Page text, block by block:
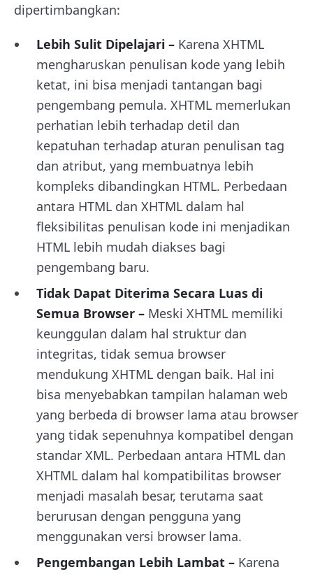
dipertimbangkan:
Lebih Sulit Dipelajari – Karena XHTML
mengharuskan penulisan kode yang lebih
ketat, ini bisa menjadi tantangan bagi
pengembang pemula. XHTML memerlukan
perhatian lebih terhadap detil dan
kepatuhan terhadap aturan penulisan tag
dan atribut, yang membuatnya lebih
kompleks dibandingkan HTML. Perbedaan
antara HTML dan XHTML dalam hal
fleksibilitas penulisan kode ini menjadikan
HTML lebih mudah diakses bagi
pengembang baru.
Tidak Dapat Diterima Secara Luas di
Semua Browser – Meski XHTML memiliki
keunggulan dalam hal struktur dan
integritas, tidak semua browser
mendukung XHTML dengan baik. Hal ini
bisa menyebabkan tampilan halaman web
yang berbeda di browser lama atau browser
yang tidak sepenuhnya kompatibel dengan
standar XML. Perbedaan antara HTML dan
XHTML dalam hal kompatibilitas browser
menjadi masalah besar, terutama saat
berurusan dengan pengguna yang
menggunakan versi browser lama.
Pengembangan Lebih Lambat – Karena